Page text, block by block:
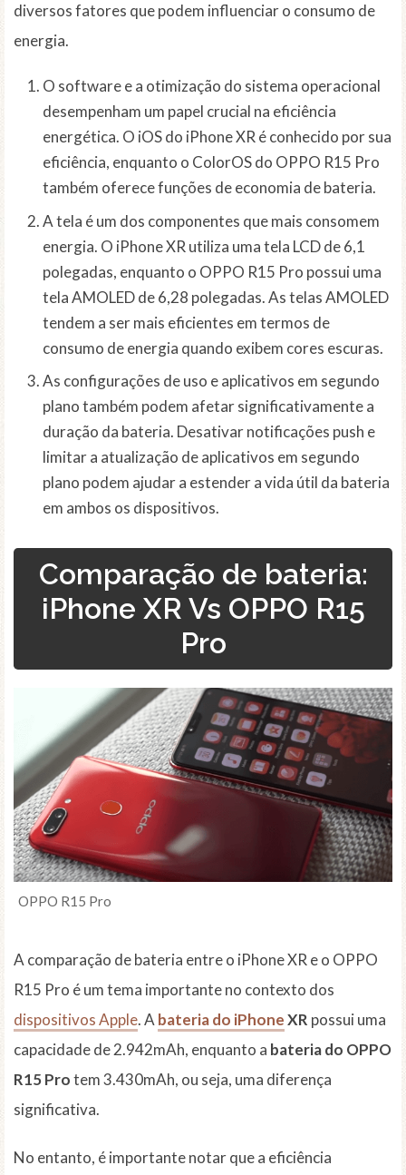
diversos fatores que podem influenciar o consumo de
energia.
O software e a otimização do sistema operacional
desempenham um papel crucial na eficiência
energética. O iOS do iPhone XR é conhecido por sua
eficiência, enquanto o ColorOS do OPPO R15 Pro
também oferece funções de economia de bateria.
A tela é um dos componentes que mais consomem
energia. O iPhone XR utiliza uma tela LCD de 6,1
polegadas, enquanto o OPPO R15 Pro possui uma
tela AMOLED de 6,28 polegadas. As telas AMOLED
tendem a ser mais eficientes em termos de
consumo de energia quando exibem cores escuras.
As configurações de uso e aplicativos em segundo
plano também podem afetar significativamente a
duração da bateria. Desativar notificações push e
limitar a atualização de aplicativos em segundo
plano podem ajudar a estender a vida útil da bateria
em ambos os dispositivos.
Comparação de bateria:
iPhone XR Vs OPPO R15
Pro
OPPO R15 Pro
A comparação de bateria entre o iPhone XR e o OPPO
R15 Pro é um tema importante no contexto dos
dispositivos Apple. A bateria do iPhoneXR possui uma
capacidade de 2.942mAh, enquanto a bateria do OPPO
R15 Protem 3.430mAh, ou seja, uma diferença
significativa.
No entanto, é importante notar que a eficiência